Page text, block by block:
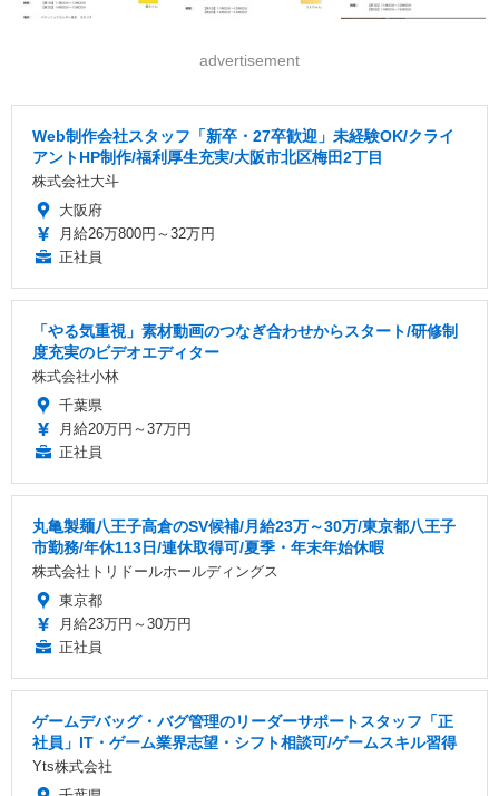
advertisement
Web制作会社スタッフ「新卒・27卒歓迎」未経験OK/クライ
アントHP制作/福利厚生充実/大阪市北区梅田2丁目
株式会社大斗
大阪府
月給26万800円～32万円
正社員
「やる気重視」素材動画のつなぎ合わせからスタート/研修制
度充実のビデオエディター
株式会社小林
千葉県
月給20万円～37万円
正社員
丸亀製麺八王子高倉のSV候補/月給23万～30万/東京都八王子
市勤務/年休113日/連休取得可/夏季・年末年始休暇
株式会社トリドールホールディングス
東京都
月給23万円～30万円
正社員
ゲームデバッグ・バグ管理のリーダーサポートスタッフ「正
社員」IT・ゲーム業界志望・シフト相談可/ゲームスキル習得
Yts株式会社